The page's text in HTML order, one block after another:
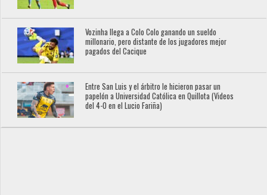
Vozinha llega a Colo Colo ganando un sueldo
millonario, pero distante de los jugadores mejor
pagados del Cacique
Entre San Luis y el árbitro le hicieron pasar un
papelón a Universidad Católica en Quillota (Videos
del 4-0 en el Lucio Fariña)